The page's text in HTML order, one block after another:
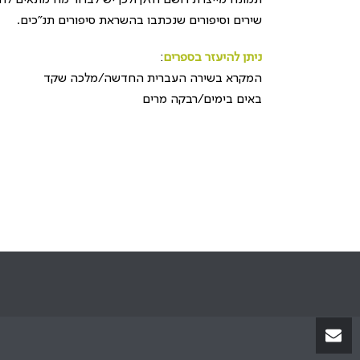
שירים וסיפורים שנכתבו בהשראת סיפורים תנ"כים.
ניתן להיעזר בספרים:
המקרא בשירה העברית החדשה/מלכה שקד
באים בימים/רבקה מרים